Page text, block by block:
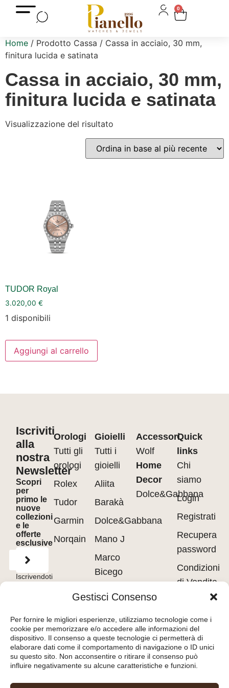
Gestisci Consenso
Per fornire le migliori esperienze, utilizziamo tecnologie come i
cookie per memorizzare e/o accedere alle informazioni del
dispositivo. Il consenso a queste tecnologie ci permetterà di
elaborare dati come il comportamento di navigazione o ID unici
su questo sito. Non acconsentire o ritirare il consenso può
influire negativamente su alcune caratteristiche e funzioni.
0
Home / Prodotto Cassa / Cassa in acciaio, 30 mm,
finitura lucida e satinata
Cassa in acciaio, 30 mm,
finitura lucida e satinata
Visualizzazione del risultato
TUDOR Royal
3.020,00 €
1 disponibili
Aggiungi al carrello
Iscriviti
alla
nostra
Newsletter
Scopri
per
primo le
nuove
collezioni
e le
offerte
esclusive
Iscrivendoti
accetti
Orologi
Tutti gli
orologi
Rolex
Tudor
Garmin
Norqain
Gioielli
Tutti i
gioielli
Aliita
Barakà
Dolce&Gabbana
Mano J
Marco
Bicego
Messika
Bruni
Tavanti
Accessori
Wolf
Home
Decor
Dolce&Gabbana
Quick
links
Chi
siamo
Login
Registrati
Recupera
password
Condizioni
di Vendita
policy
Cookie
policy